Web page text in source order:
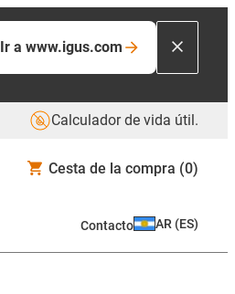
Ir a www.igus.com
Calculador de vida útil.
Cesta de la compra (0)
Contacto AR (ES)